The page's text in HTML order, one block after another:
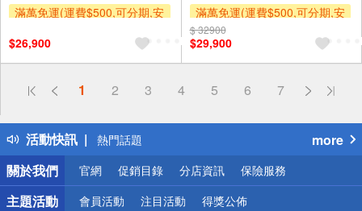
滿萬免運(運費$500,可分期,安
及使用6期以上分期0利率,需付
基本安裝運費)
$26,900
滿萬免運(運費$500,可分期,安
裝跨區費另計,單品未滿1萬元
及使用6期以上分期0利率,需付
基本安裝運費)
$ 32900
$29,900
1 2 3 4 5 6 7
活動快訊
偏遠地區配送
得獎公告
熱門話題
銀行優惠
偏遠地區配送
詐騙網頁！請小心！
more
關於我們
官網 促銷目錄 分店資訊 保險服務
主題活動 會員活動 注目活動 得獎公佈